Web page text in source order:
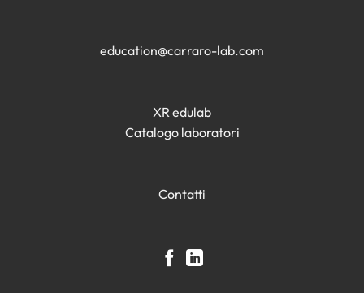
education@carraro-lab.com
XR edulab
Catalogo laboratori
Contatti